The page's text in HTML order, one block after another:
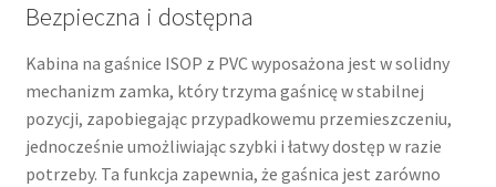
Bezpieczna i dostępna
Kabina na gaśnice ISOP z PVC wyposażona jest w solidny
mechanizm zamka, który trzyma gaśnicę w stabilnej
pozycji, zapobiegając przypadkowemu przemieszczeniu,
jednocześnie umożliwiając szybki i łatwy dostęp w razie
potrzeby. Ta funkcja zapewnia, że gaśnica jest zarówno